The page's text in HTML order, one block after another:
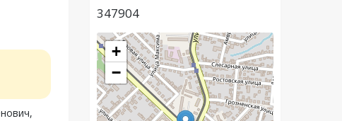
347904
+
−